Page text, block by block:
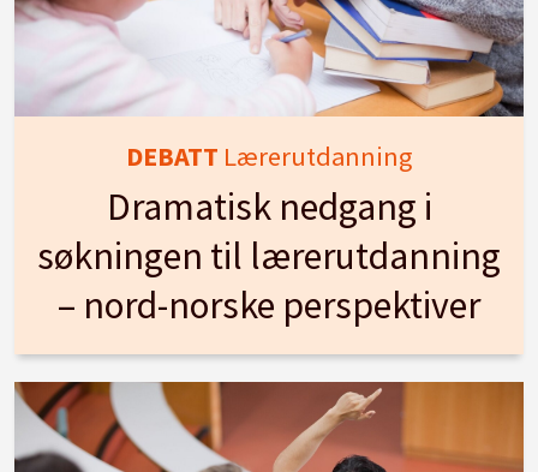
DEBATT Lærerutdanning
Dramatisk nedgang i
søkningen til lærerutdanning
– nord-norske perspektiver